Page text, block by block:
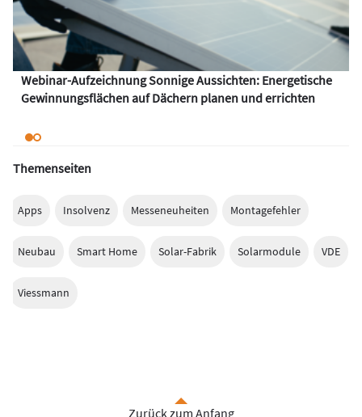
Webinar-Aufzeichnung Sonnige Aussichten: Energetische
Gewinnungsflächen auf Dächern planen und errichten
Themenseiten
Apps Insolvenz Messeneuheiten Montagefehler
Neubau Smart Home Solar-Fabrik Solarmodule VDE
Viessmann
Zurück zum Anfang